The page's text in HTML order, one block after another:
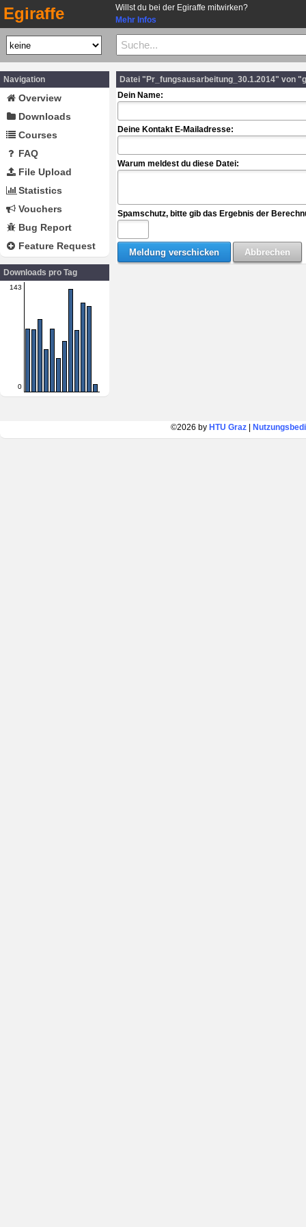
Egiraffe
Willst du bei der Egiraffe mitwirken?
Mehr Infos
Navigation
Overview
Downloads
Courses
FAQ
File Upload
Statistics
Vouchers
Bug Report
Feature Request
Downloads pro Tag
143
0
Datei "Pr_fungsausarbeitung_30.1.2014" von
Dein Name:
Deine Kontakt E-Mailadresse:
Warum meldest du diese Datei:
Spamschutz, bitte gib das Ergebnis der
©2026 by HTU Graz|